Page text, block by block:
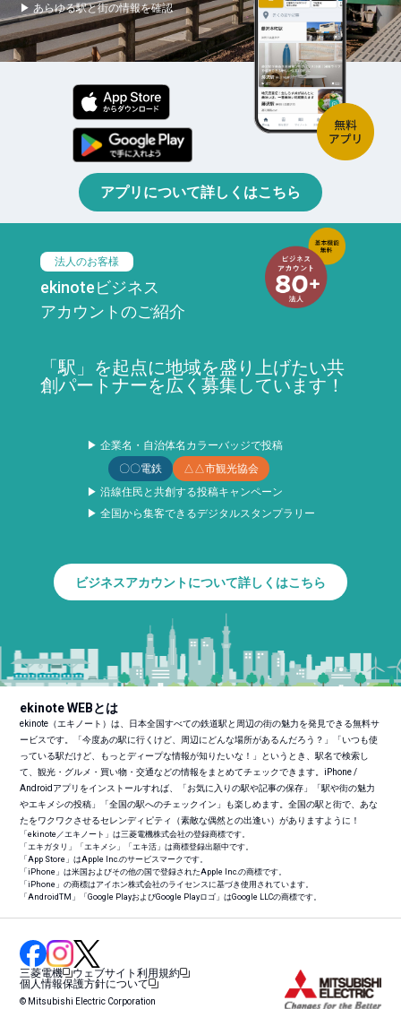
▶ あらゆる駅と街の情報を確認
アプリについて詳しくはこちら
法人のお客様
ekinoteビジネス
アカウントのご紹介
「駅」を起点に地域を盛り上げたい共
創パートナーを広く募集しています！
▶ 企業名・自治体名カラーバッジで投稿
〇〇電鉄
△△市観光協会
▶ 沿線住民と共創する投稿キャンペーン
▶ 全国から集客できるデジタルスタンプラリー
ビジネスアカウントについて詳しくはこちら
ekinote WEBとは
ekinote（エキノート）は、日本全国すべての鉄道駅と周辺の街の魅力を発見できる無料サ
ービスです。「今度あの駅に行くけど、周辺にどんな場所があるんだろう？」「いつも使
っている駅だけど、もっとディープな情報が知りたいな！」というとき、駅名で検索し
て、観光・グルメ・買い物・交通などの情報をまとめてチェックできます。iPhone /
Androidアプリをインストールすれば、「お気に入りの駅や記事の保存」「駅や街の魅力
やエキメシの投稿」「全国の駅へのチェックイン」も楽しめます。全国の駅と街で、あな
たをワクワクさせるセレンディピティ（素敵な偶然との出逢い）がありますように！
「ekinote／エキノート」は三菱電機株式会社の登録商標です。
「エキガタリ」「エキメシ」「エキ活」は商標登録出願中です。
「App Store」はApple Inc.のサービスマークです。
「iPhone」は米国およびその他の国で登録されたApple Inc.の商標です。
「iPhone」の商標はアイホン株式会社のライセンスに基づき使用されています。
「AndroidTM 」「Google PlayおよびGoogle Playロゴ」はGoogle LLCの商標です。
三菱電機
ウェブサイト利用規約
個人情報保護方針について
© Mitsubishi Electric Corporation